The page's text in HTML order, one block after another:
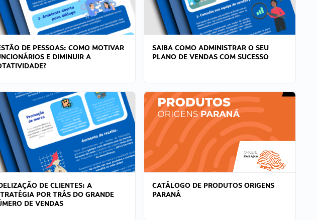
DE PESSOAS: COMO MOTIVAR
E DIMINUIR A
SAIBA COMO ADMINISTRAR O SEU
PLANO DE VENDAS COM SUCESSO
DE CLIENTES: A
POR TRÁS DO GRANDE
DE VENDAS
CATÁLOGO DE PRODUTOS ORIGENS
PARANÁ